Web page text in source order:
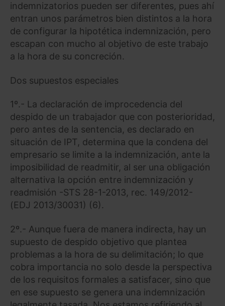
indemnizatorios pueden ser diferentes, pues ahí
entran unos parámetros bien distintos a la hora
de configurar la hipotética indemnización, pero
escapan con mucho al objetivo de este trabajo
a la hora de su concreción.
Dos supuestos especiales
1º.- La declaración de improcedencia del
despido de un trabajador que con posterioridad,
pero antes de la sentencia, es declarado en
situación de IPT, determina que la condena del
empresario se limite a la indemnización, ante la
imposibilidad de readmitir, al ser una obligación
alternativa la opción entre indemnización y
readmisión -STS 28-1-2013, rec. 149/2012-
(EDJ 2013/30031) (6).
2º.- Aunque fuera de manera indirecta, hay un
supuesto de despido objetivo que plantea
problemas a la hora de su delimitación; lo que
cobra importancia no solo desde la perspectiva
de los requisitos formales a satisfacer, sino que
en ese supuesto se genera una indemnización